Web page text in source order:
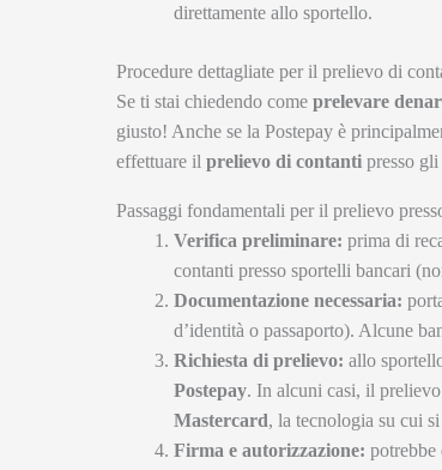
direttamente allo sportello.
Procedure dettagliate per il prelievo di
Se ti stai chiedendo come prelevare
giusto! Anche se la Postepay è
effettuare il prelievo di contanti presso
Passaggi fondamentali per il prelievo
Verifica preliminare: prima di
contanti presso sportelli bancari
Documentazione necessaria:
d’identità o passaporto). Alcune
Richiesta di prelievo: allo
Postepay. In alcuni casi, il
Mastercard, la tecnologia su cui si
Firma e autorizzazione: